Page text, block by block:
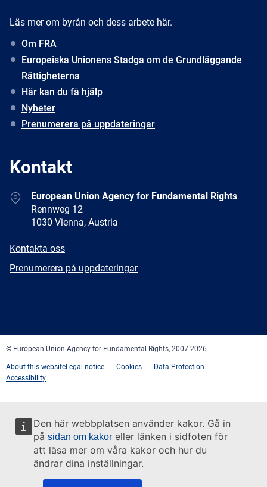
Den här webbplatsen använder kakor. Gå in
på sidan om kakor eller länken i sidfoten för
att läsa mer om våra kakor och hur du
ändrar dina inställningar.
Läs mer om byrån och dess arbete här.
Om FRA
Europeiska Unionens Stadga om de Grundläggande
Rättigheterna
Här kan du få hjälp
Nyheter
Prenumerera på uppdateringar
Kontakt
AddressEuropean Union Agency for Fundamental Rights
Rennweg 12
1030 Vienna, Austria
E-
Kontakta oss
Newsletter
Prenumerera på uppdateringar
© European Union Agency for Fundamental Rights, 2007-2026
About this websiteLegal notice Cookies
Data Protection
Accessibility